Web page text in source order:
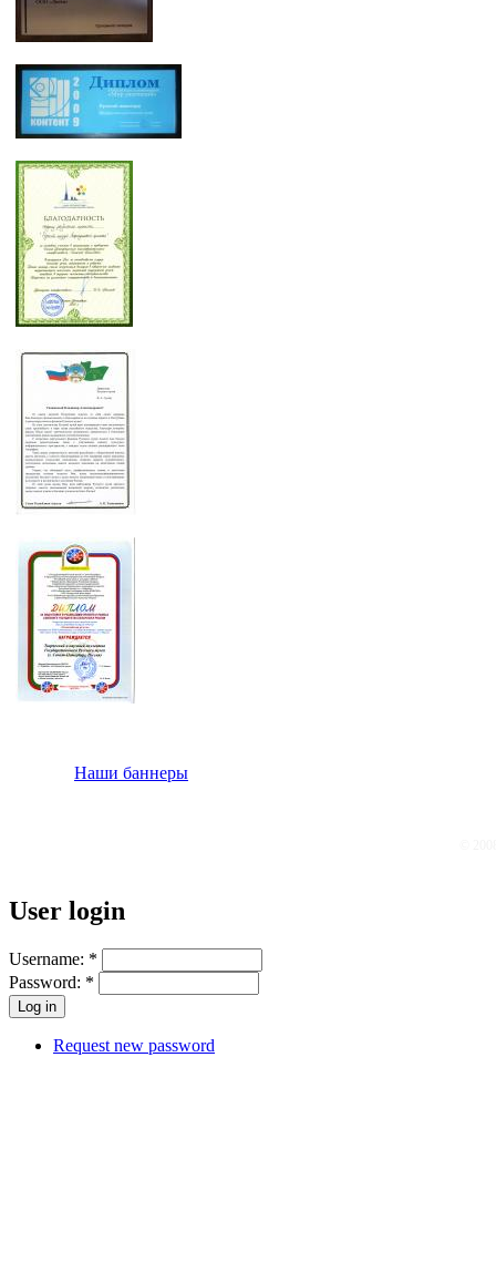
Наши баннеры
User login
Username: *
Password: *
Request new password